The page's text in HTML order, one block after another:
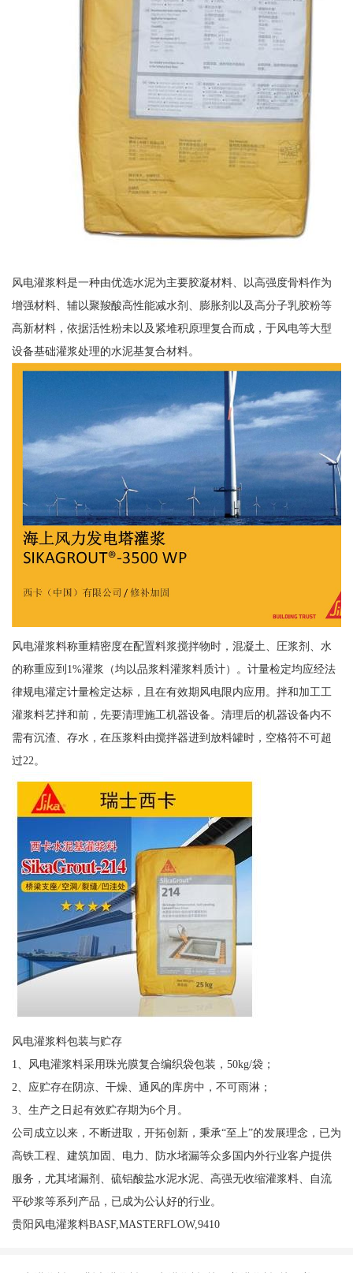
风电灌浆料是一种由优选水泥为主要胶凝材料、以高强度骨料作为
增强材料、辅以聚羧酸高性能减水剂、膨胀剂以及高分子乳胶粉等
高新材料，依据活性粉未以及紧堆积原理复合而成，于风电等大型
设备基础灌浆处理的水泥基复合材料。
风电灌浆料称重精密度在配置料浆搅拌物时，混凝土、圧浆剂、水
的称重应到1%灌浆（均以品浆料灌浆料质计）。计量检定均应经法
律规电灌定计量检定达标，且在有效期风电限内应用。拌和加工工
灌浆料艺拌和前，先要清理施工机器设备。清理后的机器设备内不
需有沉渣、存水，在压浆料由搅拌器进到放料罐时，空格符不可超
过22。
风电灌浆料包装与贮存
1、风电灌浆料采用珠光膜复合编织袋包装，50kg/袋；
2、应贮存在阴凉、干燥、通风的库房中，不可雨淋；
3、生产之日起有效贮存期为6个月。
公司成立以来，不断进取，开拓创新，秉承“至上”的发展理念，已为
高铁工程、建筑加固、电力、防水堵漏等众多国内外行业客户提供
服务，尤其堵漏剂、硫铝酸盐水泥水泥、高强无收缩灌浆料、自流
平砂浆等系列产品，已成为公认好的行业。
贵阳风电灌浆料BASF,MASTERFLOW,9410